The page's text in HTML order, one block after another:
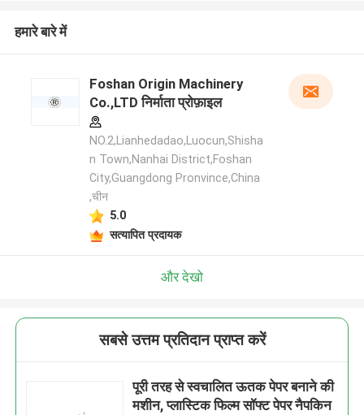
हमारे बारे में
Foshan Origin Machinery
Co.,LTD निर्माता प्रोफ़ाइल
NO.2,Lianhedadao,Luocun,Shisha
n Town,Nanhai District,Foshan
City,Guangdong Pronvince,China
,चीन
5.0
सत्यापित प्रदायक
और देखो
सबसे उत्तम प्रतिदान प्राप्त करें
पूरी तरह से स्वचालित ऊतक पेपर बनाने की
मशीन, प्लास्टिक फिल्म सॉफ्ट पेपर नैपकिन